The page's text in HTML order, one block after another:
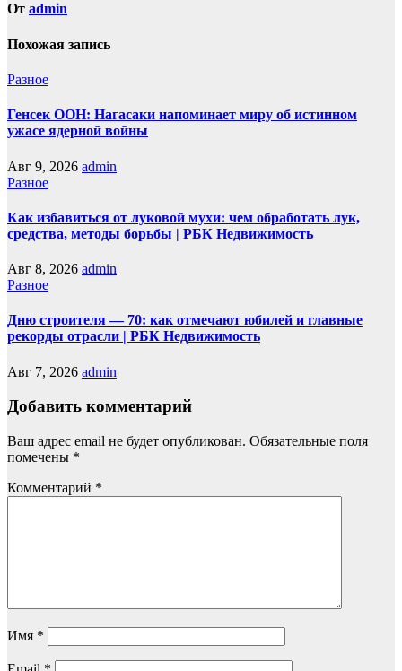
От admin
Похожая запись
Разное
Генсек ООН: Нагасаки напоминает миру об истинном
ужасе ядерной войны
Авг 9, 2026 admin
Разное
Как избавиться от луковой мухи: чем обработать лук,
средства, методы борьбы | РБК Недвижимость
Авг 8, 2026 admin
Разное
Дню строителя — 70: как отмечают юбилей и главные
рекорды отрасли | РБК Недвижимость
Авг 7, 2026 admin
Добавить комментарий
Ваш адрес email не будет опубликован. Обязательные поля
помечены *
Комментарий *
Имя *